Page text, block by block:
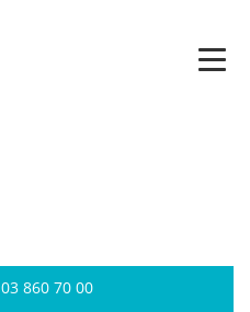
03 860 70 00